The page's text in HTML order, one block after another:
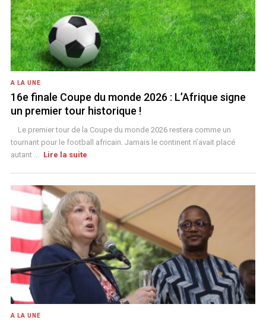
A LA UNE
16e finale Coupe du monde 2026 : L’Afrique signe
un premier tour historique !
Le premier tour de la Coupe du monde 2026 restera comme un
tournant pour le football africain. Jamais le continent n’avait placé
autant ... Lire la suite
A LA UNE